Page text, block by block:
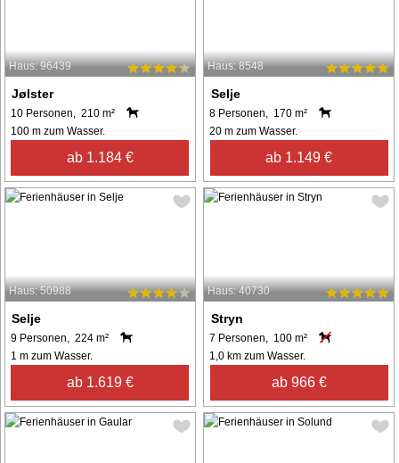
Haus: 96439
Jølster
10 Personen, 210 m²
100 m zum Wasser.
ab 1.184 €
Haus: 8548
Selje
8 Personen, 170 m²
20 m zum Wasser.
ab 1.149 €
Haus: 50988
Selje
9 Personen, 224 m²
1 m zum Wasser.
ab 1.619 €
Haus: 40730
Stryn
7 Personen, 100 m²
1,0 km zum Wasser.
ab 966 €